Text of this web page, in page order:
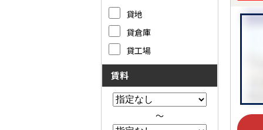
貸地
貸倉庫
貸工場
賃料
～